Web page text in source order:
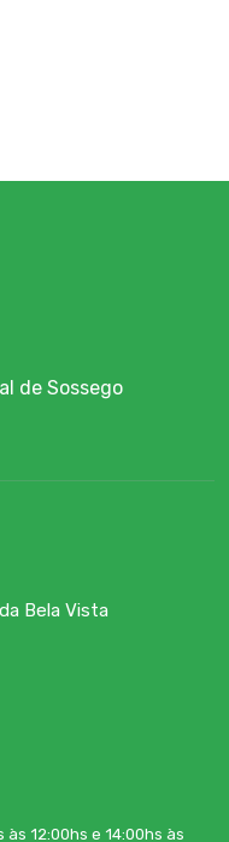
de Sossego
Bela Vista
12:00hs e 14:00hs às